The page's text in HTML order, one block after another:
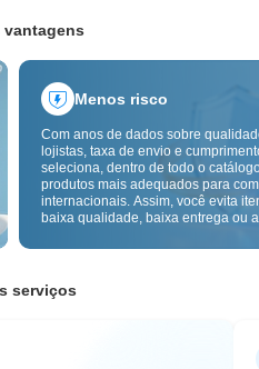
vantagens
Menos risco
Com anos de dados sobre
lojistas, taxa de envio e
seleciona, dentro de todo o
produtos mais adequados para
internacionais. Assim, você evita
baixa qualidade, baixa entrega ou
inspeção de qualidade
riscos de qualidade, alfândega e
serviços